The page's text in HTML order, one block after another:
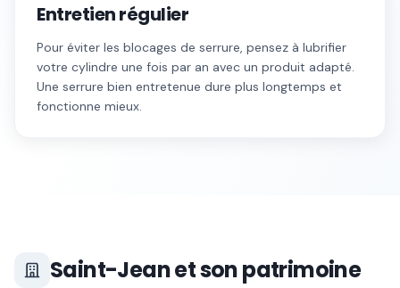
Entretien régulier
Pour éviter les blocages de serrure, pensez à lubrifier
votre cylindre une fois par an avec un produit adapté.
Une serrure bien entretenue dure plus longtemps et
fonctionne mieux.
Saint-Jeanet son patrimoine